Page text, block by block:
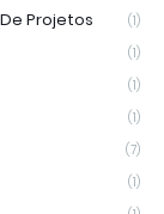
Projetos (1)
(1)
(1)
(1)
(7)
(1)